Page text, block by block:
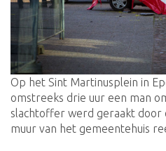
Op het Sint Martinusplein in
omstreeks drie uur een man
slachtoffer werd geraakt door
muur van het gemeentehuis